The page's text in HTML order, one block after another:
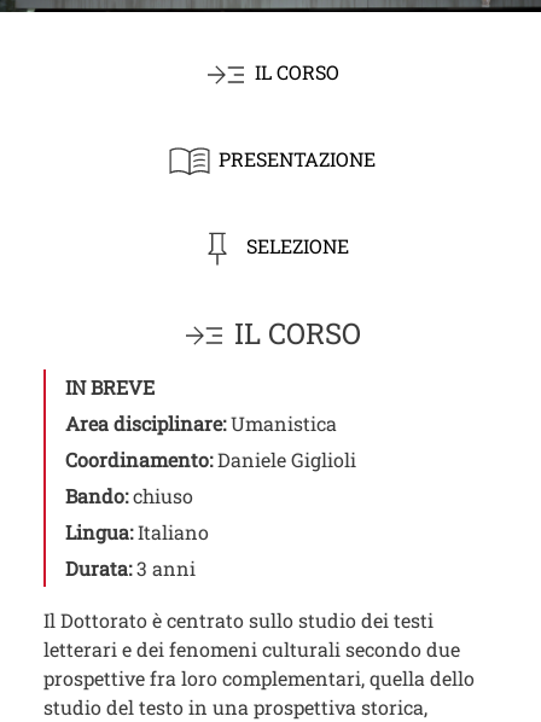
IL CORSO
PRESENTAZIONE
SELEZIONE
IL CORSO
Il Dottorato è centrato sullo studio dei testi
letterari e dei fenomeni culturali secondo due
prospettive fra loro complementari, quella dello
studio del testo in una prospettiva storica,
IN BREVE
Area disciplinare:Umanistica
Coordinamento:Daniele Giglioli
Bando:chiuso
Lingua:Italiano
Durata:3 anni